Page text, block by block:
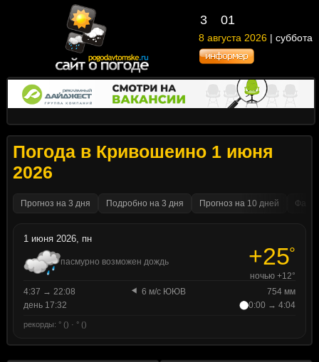
3 01
8 августа 2026 | суббота
Погода в Кривошеино 1 июня
2026
Прогноз на 3 дня Подробно на 3 дня Прогноз на 10 дней
1 июня 2026, пн
пасмурно возможен дождь +25°
ночью +12°
4:37 → 22:08
6 м/с ЮЮВ
754 мм
день 17:32
0:00 → 4:04
рекорды: ° () · ° ()